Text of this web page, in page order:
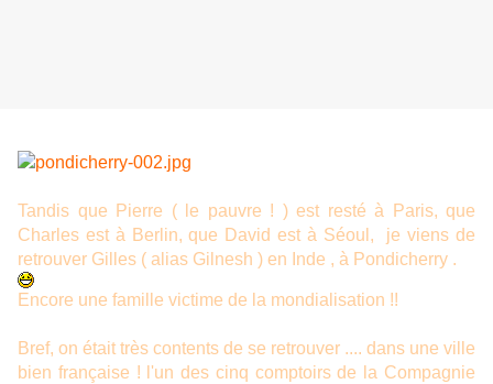
Tandis que Pierre ( le pauvre ! ) est resté à Paris, que
Charles est à Berlin, que David est à Séoul, je viens de
retrouver Gilles ( alias Gilnesh ) en Inde , à Pondicherry .
Encore une famille victime de la mondialisation !!
Bref, on était très contents de se retrouver .... dans une ville
bien française ! l'un des cinq comptoirs de la Compagnie